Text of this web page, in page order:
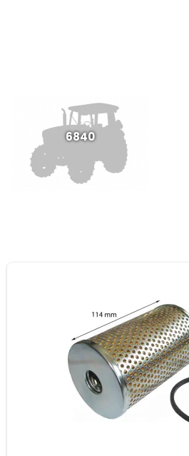
6840